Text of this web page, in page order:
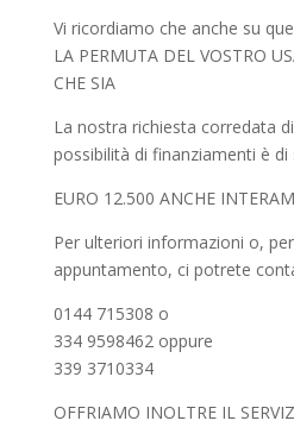
Vi ricordiamo che anche su
LA PERMUTA DEL VOSTRO
CHE SIA
La nostra richiesta corredata
possibilità di finanziamenti è di
EURO 12.500 ANCHE
Per ulteriori informazioni o,
appuntamento, ci potrete
0144 715308 o
334 9598462 oppure
339 3710334
OFFRIAMO INOLTRE IL